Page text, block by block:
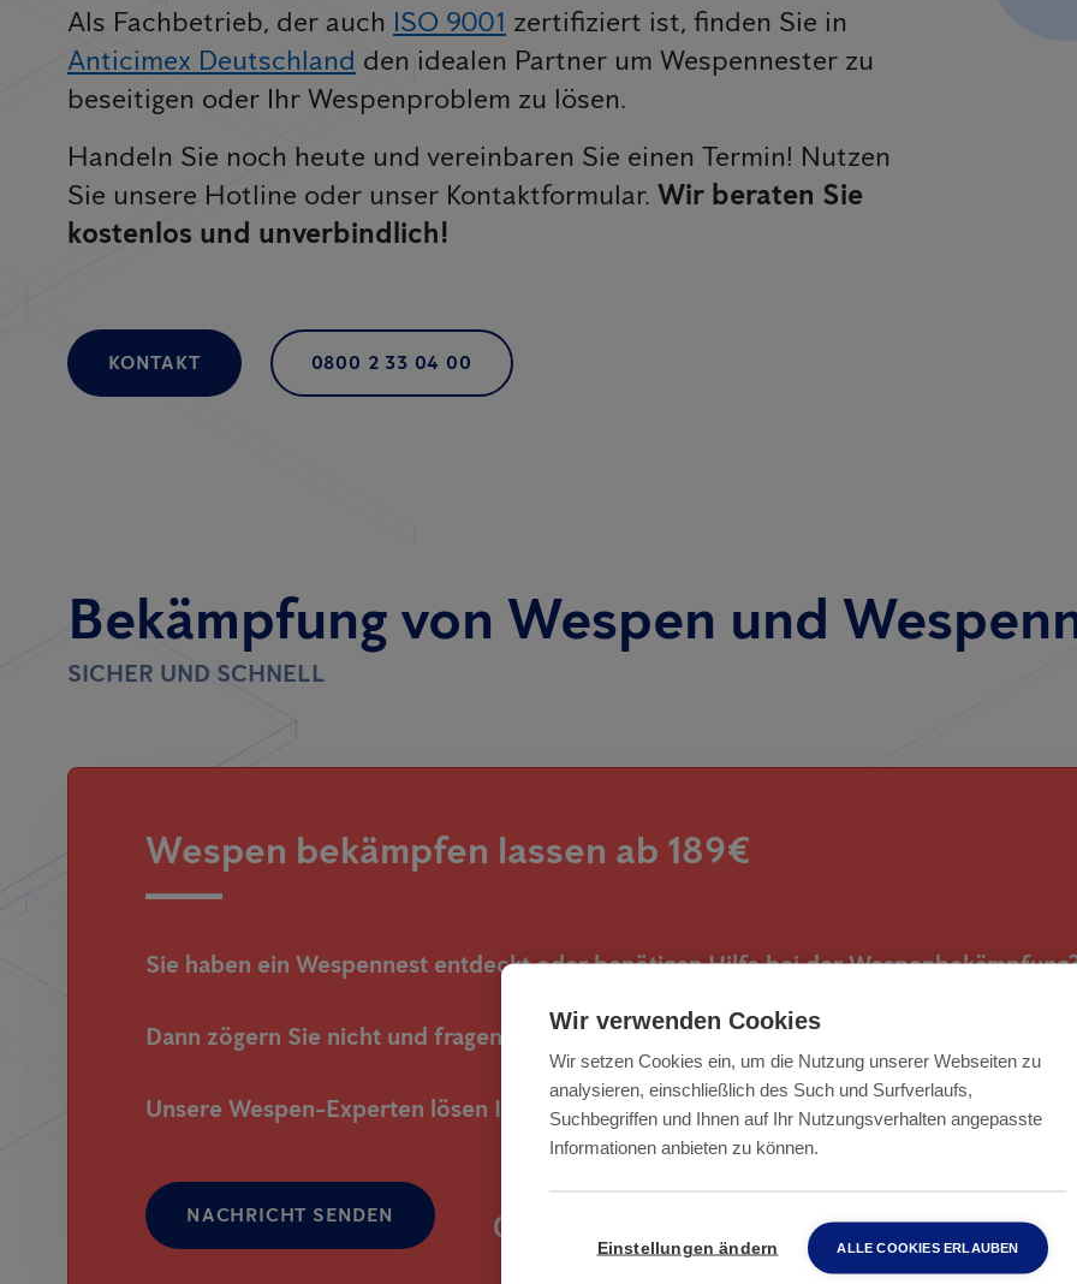
Als Fachbetrieb, der auch ISO 9001 zertifiziert ist, finden Sie in
Anticimex Deutschland den idealen Partner um Wespennester zu
beseitigen oder Ihr Wespenproblem zu lösen.
Handeln Sie noch heute und vereinbaren Sie einen Termin! Nutzen
Sie unsere Hotline oder unser Kontaktformular. Wir beraten Sie
kostenlos und unverbindlich!
KONTAKT 0800 2 33 04 00
Bekämpfung von Wespen und
SICHER UND SCHNELL
Wespen bekämpfen lassen ab 189€
Sie haben ein Wespennest entdeckt oder benötigen Hilfe bei der
Dann zögern Sie nicht und fragen eine Wespenbekämpfung ab 189€ an.
Unsere Wespen-Experten lösen Ihr Wespenproblem schnell und sicher.
NACHRICHT SENDEN
RUFEN SIE AN
0800 2 33 04 00
Wir verwenden Cookies
Wir setzen Cookies ein, um die Nutzung unserer Webseiten zu
analysieren, einschließlich des Such und Surfverlaufs,
Suchbegriffen und Ihnen auf Ihr Nutzungsverhalten angepasste
Informationen anbieten zu können.
Einstellungen ändern ALLE COOKIES ERLAUBEN